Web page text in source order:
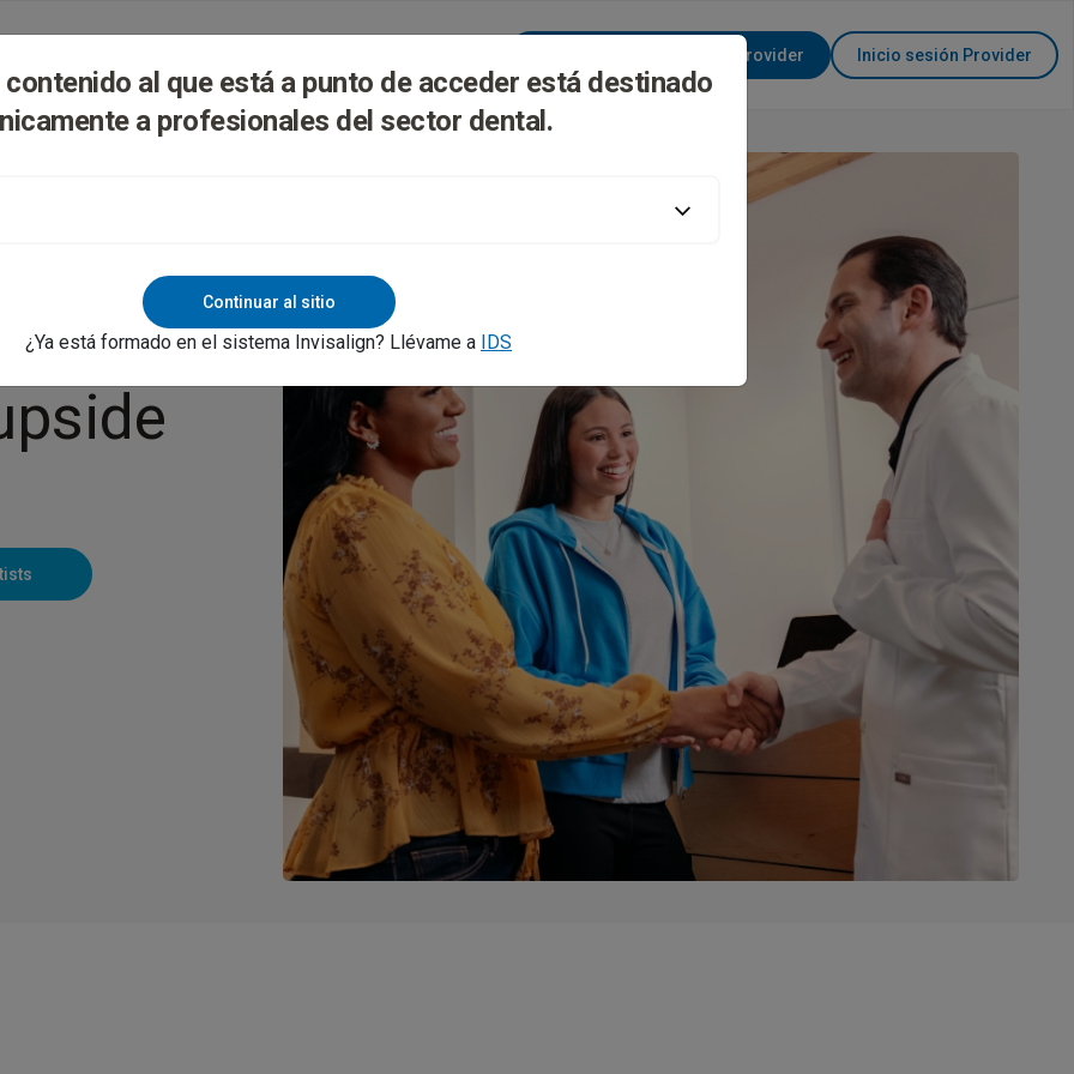
Conviértase en Invisalign Provider Inicio sesión Provider
al que está a punto de acceder está destinado
a profesionales del sector dental.
Continuar al sitio
¿Ya está formado en el sistema Invisalign? Llévame a IDS